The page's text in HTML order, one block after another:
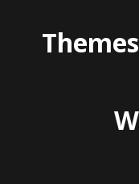
Themes